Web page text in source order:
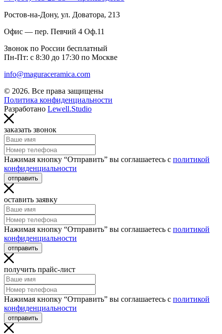
Ростов-на-Дону, ул. Доватора, 213
Офис — пер. Певчий 4 Оф.11
Звонок по России бесплатный
Пн-Пт: с 8:30 до 17:30 по Москве
info@maguraceramica.com
© 2026. Все права защищены
Политика конфиденциальности
Разработано Lewell.Studio
заказать звонок
Нажимая кнопку “Отправить” вы соглашаетесь с политикой
конфиденциальности
отправить
оставить заявку
Нажимая кнопку “Отправить” вы соглашаетесь с политикой
конфиденциальности
отправить
получить прайс-лист
Нажимая кнопку “Отправить” вы соглашаетесь с политикой
конфиденциальности
отправить